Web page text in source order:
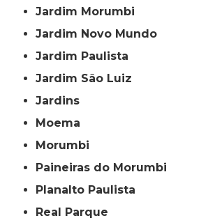
Jardim Morumbi
Jardim Novo Mundo
Jardim Paulista
Jardim São Luiz
Jardins
Moema
Morumbi
Paineiras do Morumbi
Planalto Paulista
Real Parque